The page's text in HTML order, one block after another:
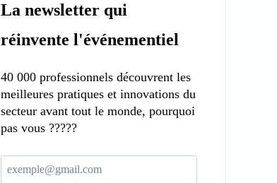
La newsletter qui
réinvente l'événementiel
40 000 professionnels découvrent les
meilleures pratiques et innovations du
secteur avant tout le monde, pourquoi
pas vous ?????